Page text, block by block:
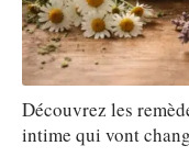
Découvrez les
intime qui vont